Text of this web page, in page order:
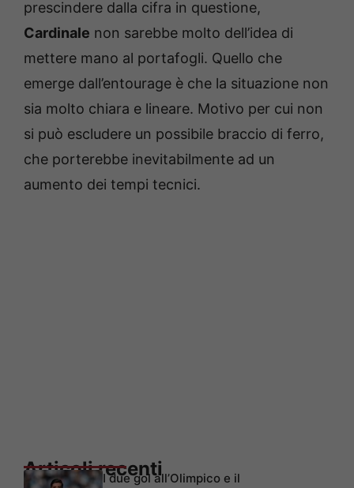
prescindere dalla cifra in questione,
Cardinale non sarebbe molto dell’idea di
mettere mano al portafogli. Quello che
emerge dall’entourage è che la situazione non
sia molto chiara e lineare. Motivo per cui non
si può escludere un possibile braccio di ferro,
che porterebbe inevitabilmente ad un
aumento dei tempi tecnici.
Articoli recentiI due gol all’Olimpico e il